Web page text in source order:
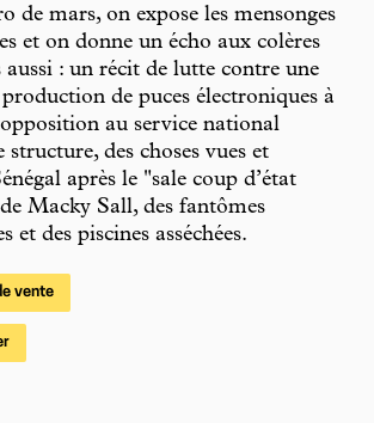
de mars, on expose les mensonges
et on donne un écho aux colères
aussi : un récit de lutte contre une
de puces électroniques à
au service national
structure, des choses vues et
après le "sale coup d’état
Macky Sall, des fantômes
et des piscines asséchées.
vente